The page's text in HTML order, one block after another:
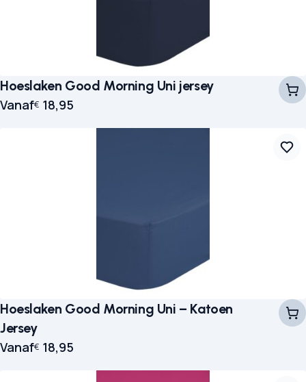
Hoeslaken Good Morning Uni jersey
Vanaf€ 18,95
Hoeslaken Good Morning Uni – Katoen
Jersey
Vanaf€ 18,95